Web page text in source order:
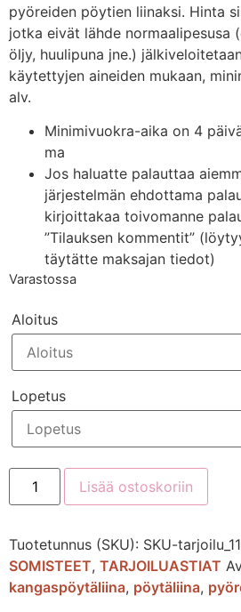
pyöreiden pöytien liinaksi. Hinta
jotka eivät lähde normaalipesusa
öljy, huulipuna jne.)
käytettyjen aineiden mukaan,
alv.
Minimivuokra-aika on 4
ma
Jos haluatte palauttaa
järjestelmän ehdottama
kirjoittakaa toivomanne
”Tilauksen kommentit”
täytätte maksajan tiedot)
Varastossa
Aloitus
Lopetus
Lisää ostoskoriin
Tuotetunnus (SKU): SKU-
SOMISTEET, TARJOILUASTIAT
kangaspöytäliina, pöytäliina,